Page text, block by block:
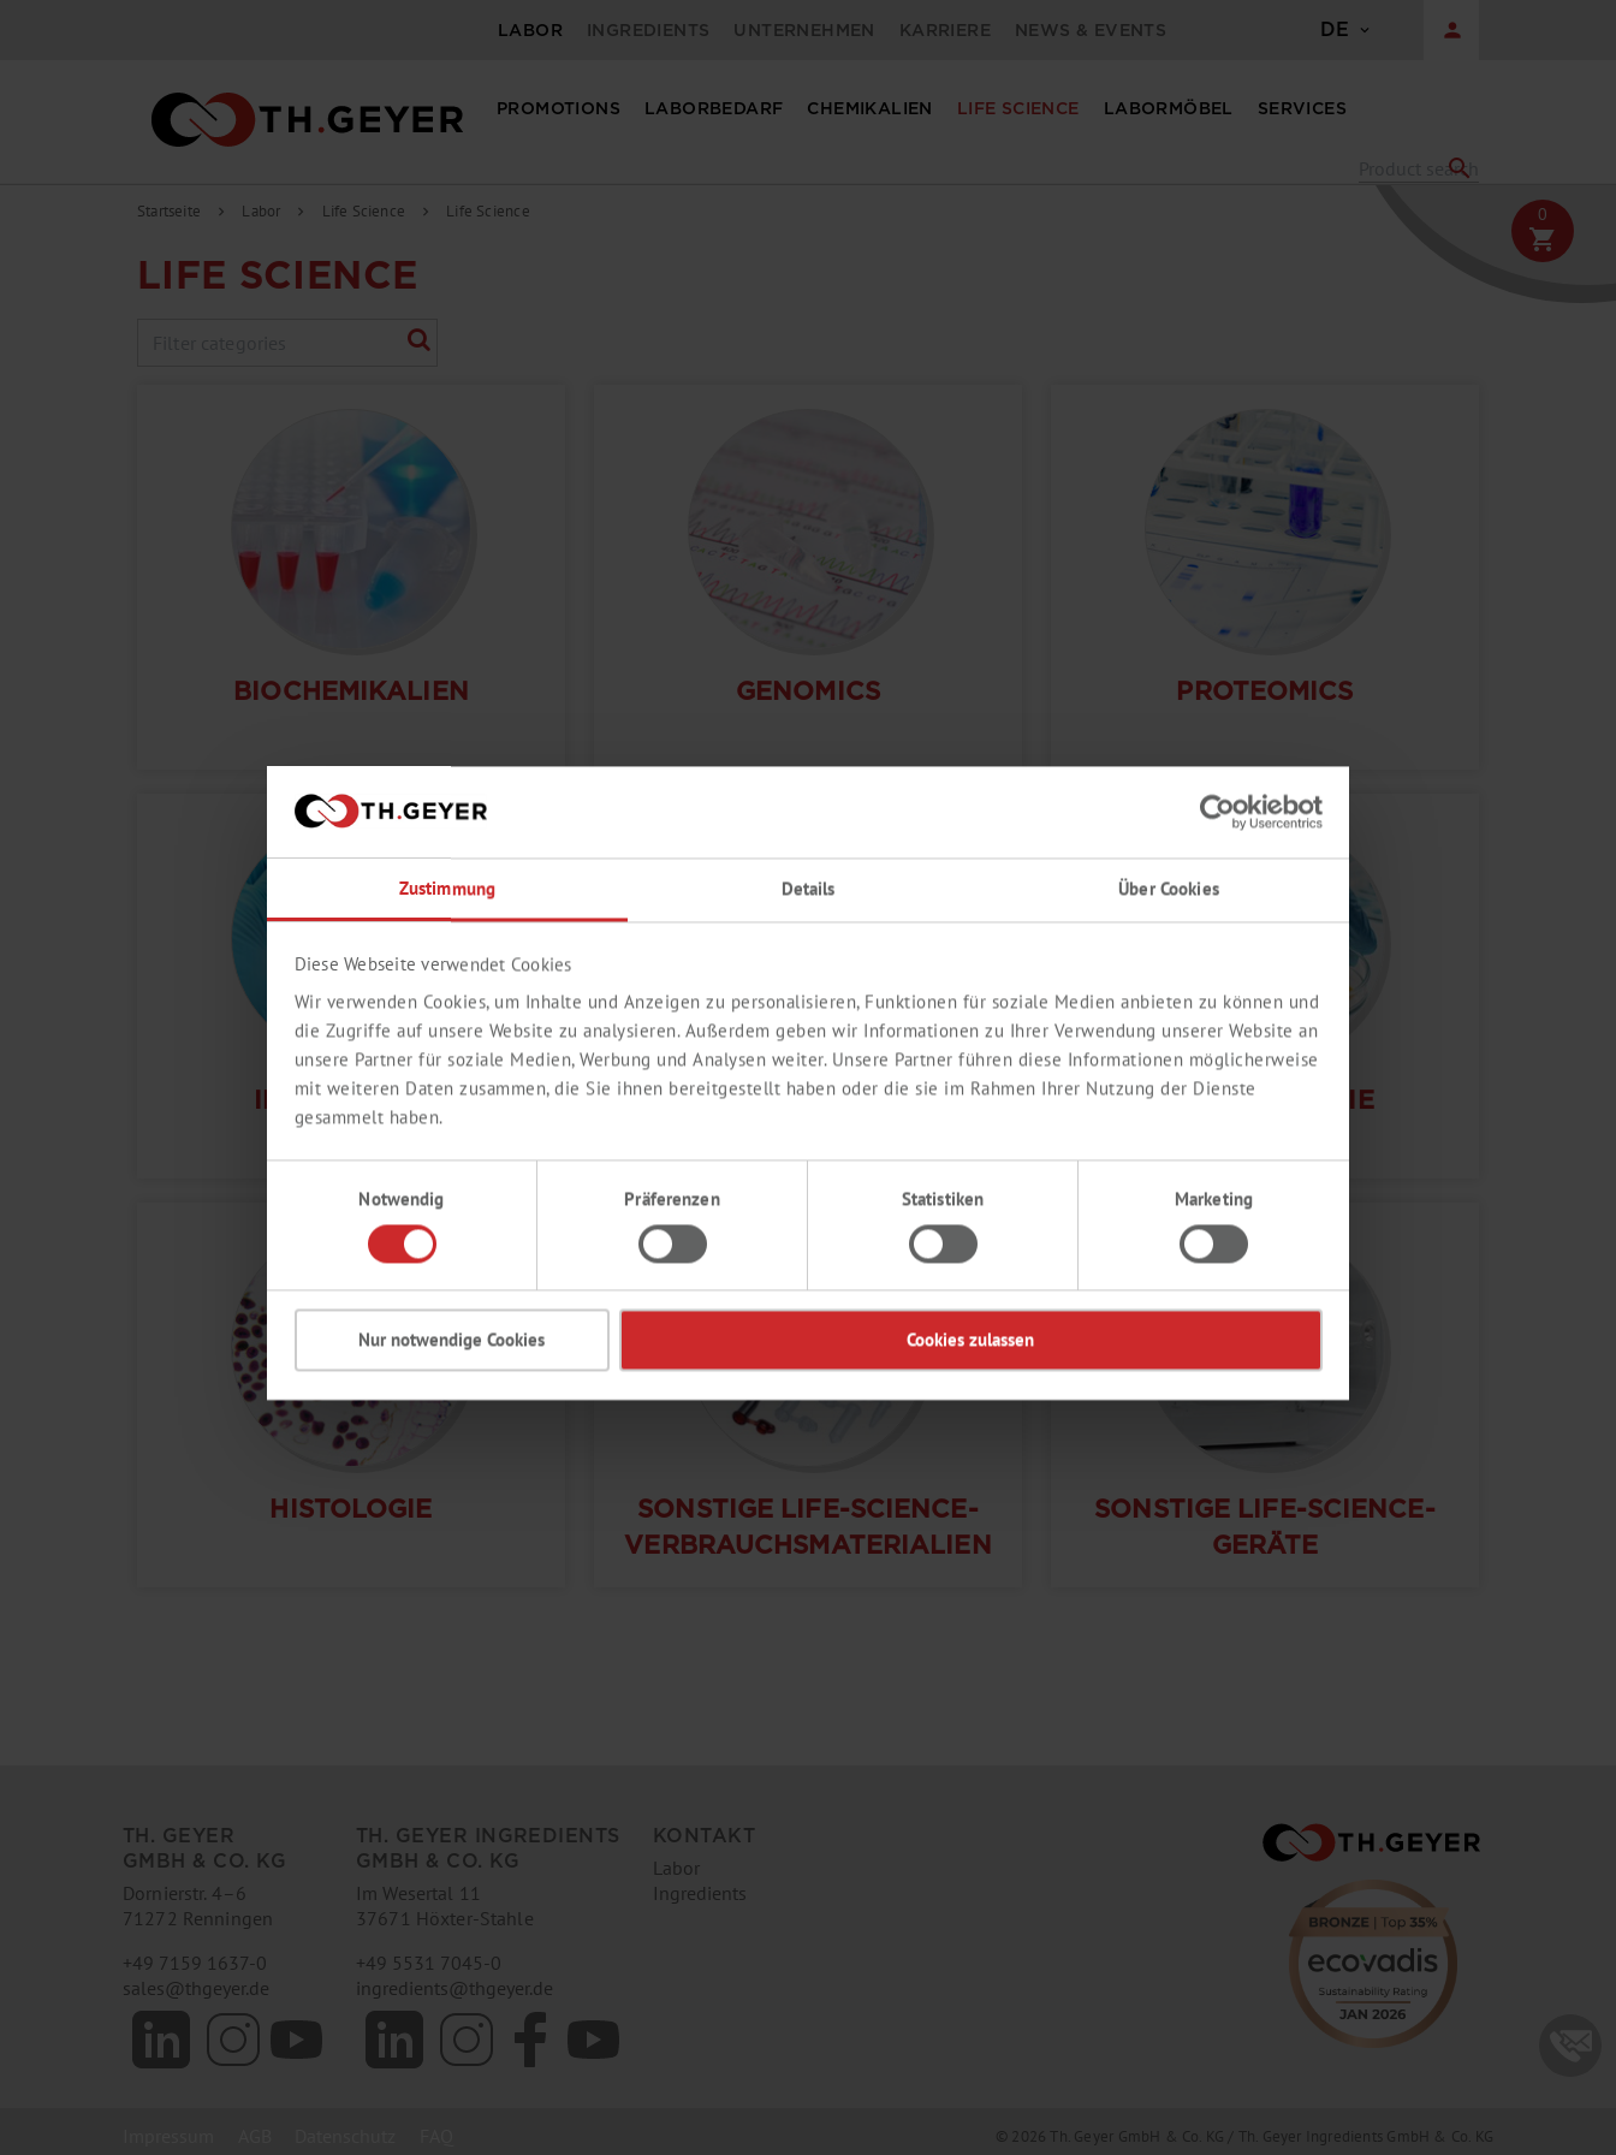
Zustimmung Details Über Cookies
Diese Webseite verwendet Cookies
Wir verwenden Cookies, um Inhalte und Anzeigen zu personalisieren, Funktionen für soziale Medien anbieten zu können und
die Zugriffe auf unsere Website zu analysieren. Außerdem geben wir Informationen zu Ihrer Verwendung unserer Website an
unsere Partner für soziale Medien, Werbung und Analysen weiter. Unsere Partner führen diese Informationen möglicherweise
mit weiteren Daten zusammen, die Sie ihnen bereitgestellt haben oder die sie im Rahmen Ihrer Nutzung der Dienste
gesammelt haben.
Notwendig
Präferenzen Statistiken Marketing
Nur notwendige Cookies Cookies zulassen
LABOR INGREDIENTS UNTERNEHMEN KARRIERE NEWS & EVENTS DE person
PROMOTIONS LABORBEDARF CHEMIKALIEN LIFE SCIENCE LABORMÖBEL SERVICES
search
0
shopping_cart
Startseite chevron_right Labor chevron_right Life Science chevron_right Life Science
LIFE SCIENCE
BIOCHEMIKALIEN GENOMICS PROTEOMICS
IMMUNOLOGIE ZELLKULTUR MIKROBIOLOGIE
HISTOLOGIE
SONSTIGE LIFE-SCIENCE-
VERBRAUCHSMATERIALIEN
SONSTIGE LIFE-SCIENCE-
GERÄTE
TH. GEYER
GMBH & CO. KG
Dornierstr. 4–6
71272 Renningen
+49 7159 1637-0
sales@thgeyer.de
TH. GEYER INGREDIENTS
GMBH & CO. KG
Im Wesertal 11
37671 Höxter-Stahle
+49 5531 7045-0
ingredients@thgeyer.de
KONTAKT
Labor
Ingredients
© 2026 Th. Geyer GmbH & Co. KG / Th. Geyer Ingredients GmbH & Co. KG